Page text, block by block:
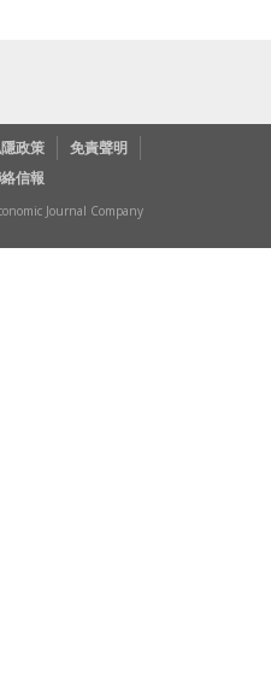
政策
免責聲明
信報
Journal Company